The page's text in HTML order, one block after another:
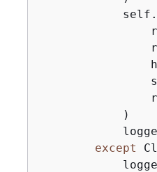
            )
except